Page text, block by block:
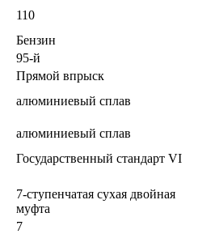
110
Бензин
95-й
Прямой впрыск
алюминиевый сплав
алюминиевый сплав
Государственный стандарт VI
7-ступенчатая сухая двойная
муфта
7